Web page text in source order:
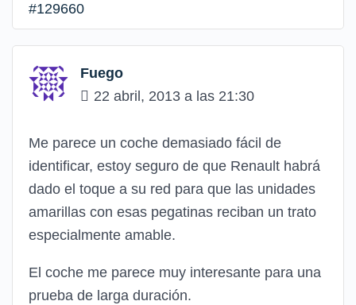
#129660
Fuego
22 abril, 2013 a las 21:30
Me parece un coche demasiado fácil de
identificar, estoy seguro de que Renault habrá
dado el toque a su red para que las unidades
amarillas con esas pegatinas reciban un trato
especialmente amable.
El coche me parece muy interesante para una
prueba de larga duración.